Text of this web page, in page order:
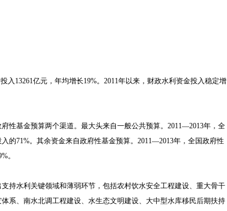
入13261亿元，年均增长19%。2011年以来，财政水利资金投入稳定增
性基金预算两个渠道。最大头来自一般公共预算。2011—2013年，全
的71%。其余资金来自政府性基金预算。2011—2013年，全国政府性
。
持水利关键领域和薄弱环节，包括农村饮水安全工程建设、重大骨干
系、南水北调工程建设、水生态文明建设、大中型水库移民后期扶持